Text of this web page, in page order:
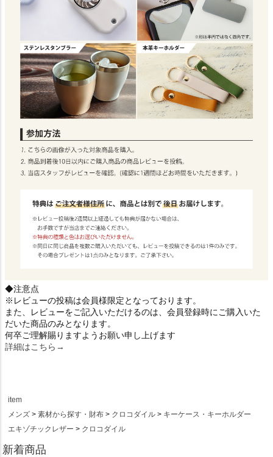
◆注意点
※レビューの投稿は会員様限定となっております。
また、レビューをご記入いただけるのは、会員登録時にご購入いた
だいた商品のみとなります。
何卒ご理解賜りますようお願い申し上げます
詳細はこちら→
item
メンズ
素材から探す・財布 クロコダイル
キーケース・キーホルダー
エキゾチックレザー
クロコダイル
新着商品